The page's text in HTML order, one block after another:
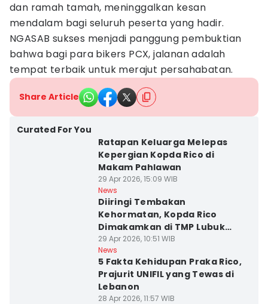
dan ramah tamah, meninggalkan kesan
mendalam bagi seluruh peserta yang hadir.
NGASAB sukses menjadi panggung pembuktian
bahwa bagi para bikers PCX, jalanan adalah
tempat terbaik untuk merajut persahabatan.
Share Article
Curated For You
Ratapan Keluarga Melepas
Kepergian Kopda Rico di
Makam Pahlawan
29 Apr 2026, 15:09 WIB
News
Diiringi Tembakan
Kehormatan, Kopda Rico
Dimakamkan di TMP Lubuk
Pakam
29 Apr 2026, 10:51 WIB
News
5 Fakta Kehidupan Praka Rico,
Prajurit UNIFIL yang Tewas di
Lebanon
28 Apr 2026, 11:57 WIB